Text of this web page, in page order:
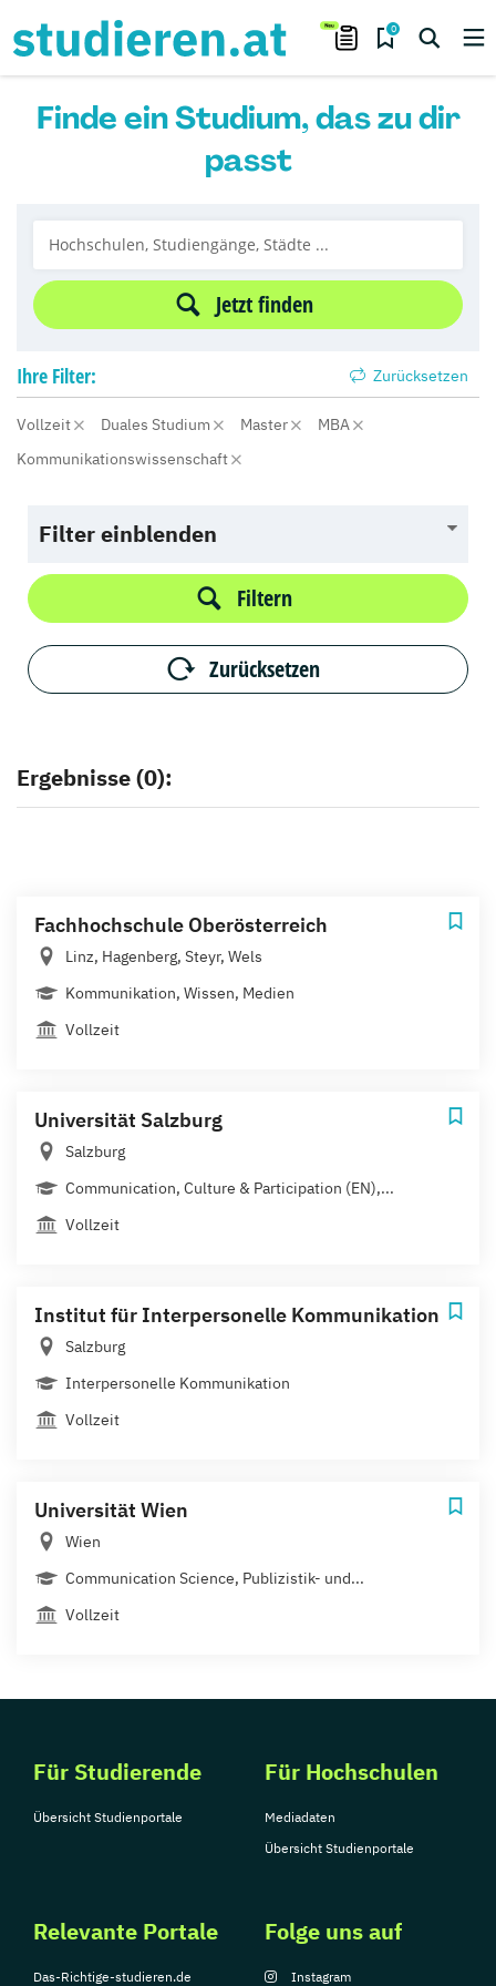
0
Finde ein Studium, das zu dir
passt
Jetzt finden
Ihre Filter: Zurücksetzen
Vollzeit Duales Studium Master
MBA
Kommunikationswissenschaft
Filter einblenden
Filtern
Zurücksetzen
Ergebnisse (0):
Fachhochschule Oberösterreich
Linz, Hagenberg, Steyr, Wels
Kommunikation, Wissen, Medien
Vollzeit
Universität Salzburg
Salzburg
Communication, Culture & Participation (EN),...
Vollzeit
Institut für Interpersonelle Kommunikation
Salzburg
Interpersonelle Kommunikation
Vollzeit
Universität Wien
Wien
Communication Science, Publizistik- und...
Vollzeit
Für Studierende
Übersicht Studienportale
Für Hochschulen
Mediadaten
Übersicht Studienportale
Relevante Portale
Das-Richtige-studieren.de
Folge uns auf
Instagram